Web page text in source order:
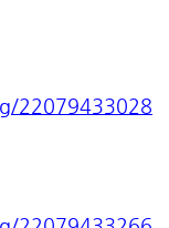
22079433028